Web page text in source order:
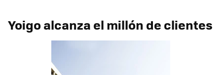
Yoigo alcanza el millón de clientes